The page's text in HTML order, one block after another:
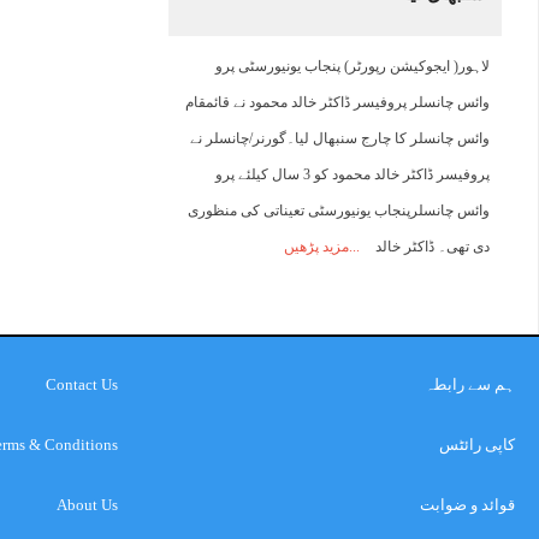
لاہور( ایجوکیشن رپورٹر) پنجاب یونیورسٹی پرو
وائس چانسلر پروفیسر ڈاکٹر خالد محمود نے قائمقام
وائس چانسلر کا چارج سنبھال لیا۔گورنر/چانسلر نے
پروفیسر ڈاکٹر خالد محمود کو 3 سال کیلئے پرو
وائس چانسلرپنجاب یونیورسٹی تعیناتی کی منظوری
دی تھی۔ ڈاکٹر خالد مزید پڑھیں
ہم سے رابطہ
کاپی رائٹس
قوائد و ضوابت
Contact Us
& Conditions
About Us